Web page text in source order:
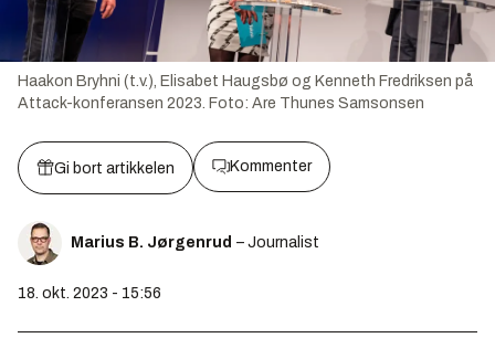
Haakon Bryhni (t.v.), Elisabet Haugsbø og Kenneth Fredriksen på
Attack-konferansen 2023. Foto: Are Thunes Samsonsen
Gi bort artikkelen Kommenter
Marius B. Jørgenrud – Journalist
18. okt. 2023 - 15:56